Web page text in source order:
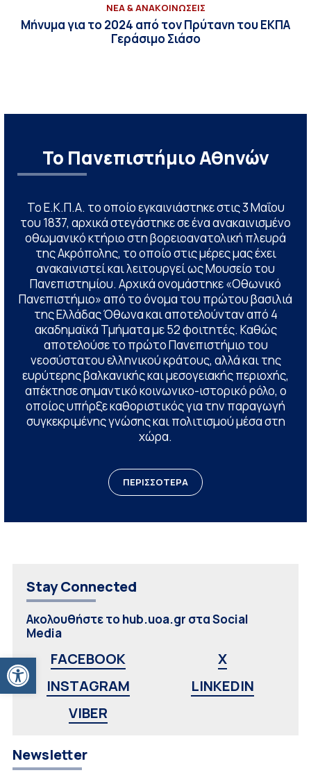
Ανοίξτε τη γραμμή εργαλείων
ΝΕΑ & ΑΝΑΚΟΙΝΩΣΕΙΣ
Μήνυμα για το 2024 από τον Πρύτανη του ΕΚΠΑ
Γεράσιμο Σιάσο
Το Πανεπιστήμιο Αθηνών
Το Ε.Κ.Π.Α. το οποίο εγκαινιάστηκε στις 3 Μαΐου
του 1837, αρχικά στεγάστηκε σε ένα ανακαινισμένο
οθωμανικό κτήριο στη βορειοανατολική πλευρά
της Ακρόπολης, το οποίο στις μέρες μας έχει
ανακαινιστεί και λειτουργεί ως Μουσείο του
Πανεπιστημίου. Αρχικά ονομάστηκε «Οθωνικό
Πανεπιστήμιο» από το όνομα του πρώτου βασιλιά
της Ελλάδας Όθωνα και αποτελούνταν από 4
ακαδημαϊκά Τμήματα με 52 φοιτητές. Καθώς
αποτελούσε το πρώτο Πανεπιστήμιο του
νεοσύστατου ελληνικού κράτους, αλλά και της
ευρύτερης βαλκανικής και μεσογειακής περιοχής,
απέκτησε σημαντικό κοινωνικο-ιστορικό ρόλο, ο
οποίος υπήρξε καθοριστικός για την παραγωγή
συγκεκριμένης γνώσης και πολιτισμού μέσα στη
χώρα.
ΠΕΡΙΣΣΟΤΕΡΑ
Stay Connected
Ακολουθήστε το hub.uoa.gr στα Social
Media
FACEBOOK
X
INSTAGRAM
LINKEDIN
VIBER
Newsletter